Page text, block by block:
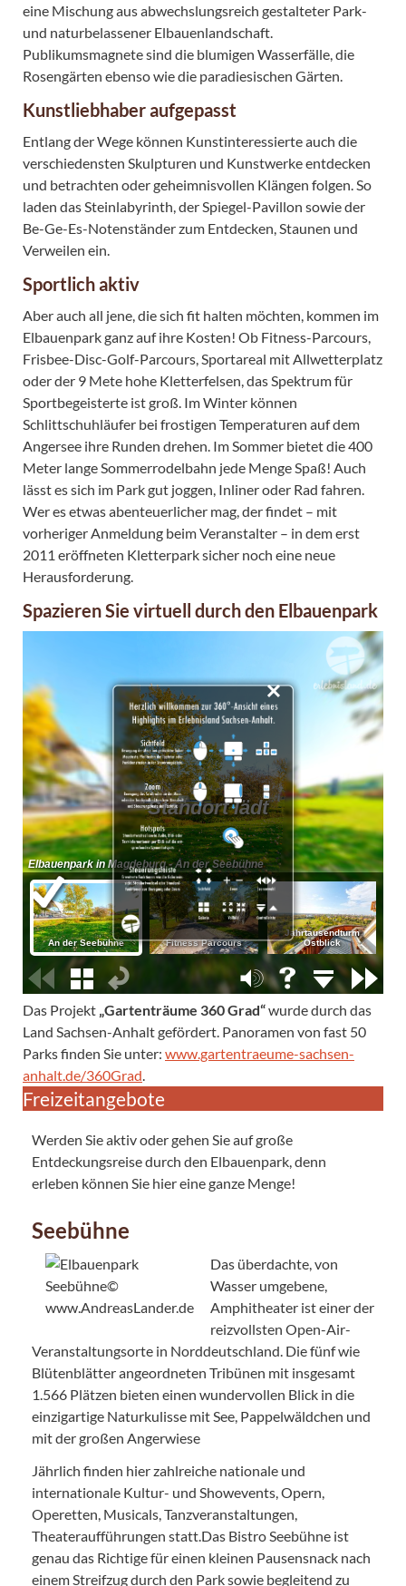
eine Mischung aus abwechslungsreich gestalteter Park-
und naturbelassener Elbauenlandschaft.
Publikumsmagnete sind die blumigen Wasserfälle, die
Rosengärten ebenso wie die paradiesischen Gärten.
Kunstliebhaber aufgepasst
Entlang der Wege können Kunstinteressierte auch die
verschiedensten Skulpturen und Kunstwerke entdecken
und betrachten oder geheimnisvollen Klängen folgen. So
laden das Steinlabyrinth, der Spiegel-Pavillon sowie der
Be-Ge-Es-Notenständer zum Entdecken, Staunen und
Verweilen ein.
Sportlich aktiv
Aber auch all jene, die sich fit halten möchten, kommen im
Elbauenpark ganz auf ihre Kosten! Ob Fitness-Parcours,
Frisbee-Disc-Golf-Parcours, Sportareal mit Allwetterplatz
oder der 9 Mete hohe Kletterfelsen, das Spektrum für
Sportbegeisterte ist groß. Im Winter können
Schlittschuhläufer bei frostigen Temperaturen auf dem
Angersee ihre Runden drehen. Im Sommer bietet die 400
Meter lange Sommerrodelbahn jede Menge Spaß! Auch
lässt es sich im Park gut joggen, Inliner oder Rad fahren.
Wer es etwas abenteuerlicher mag, der findet – mit
vorheriger Anmeldung beim Veranstalter – in dem erst
2011 eröffneten Kletterpark sicher noch eine neue
Herausforderung.
Spazieren Sie virtuell durch den Elbauenpark
Das Projekt „Gartenträume 360 Grad“wurde durch das
Land Sachsen-Anhalt gefördert. Panoramen von fast 50
Parks finden Sie unter: www.gartentraeume-sachsen-
anhalt.de/360Grad
Freizeitangebote
Werden Sie aktiv oder gehen Sie auf große
Entdeckungsreise durch den Elbauenpark, denn
erleben können Sie hier eine ganze Menge!
Seebühne
Das überdachte, von
Wasser umgebene,
Amphitheater ist einer der
reizvollsten Open-Air-
Veranstaltungsorte in Norddeutschland. Die fünf wie
Blütenblätter angeordneten Tribünen mit insgesamt
1.566 Plätzen bieten einen wundervollen Blick in die
einzigartige Naturkulisse mit See, Pappelwäldchen und
mit der großen Angerwiese
Jährlich finden hier zahlreiche nationale und
internationale Kultur- und Showevents, Opern,
Operetten, Musicals, Tanzveranstaltungen,
Theateraufführungen statt.Das Bistro Seebühne ist
genau das Richtige für einen kleinen Pausensnack nach
einem Streifzug durch den Park sowie begleitend zu